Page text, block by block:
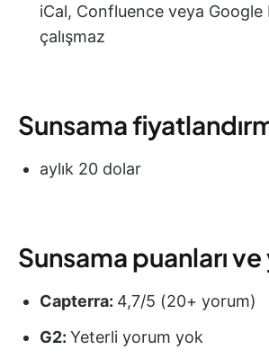
iCal, Confluence veya Google
çalışmaz
Sunsama
aylık 20 dolar
Sunsama puanları ve
Capterra: 4,7/5 (20+ yorum)
G2: Yeterli yorum yok